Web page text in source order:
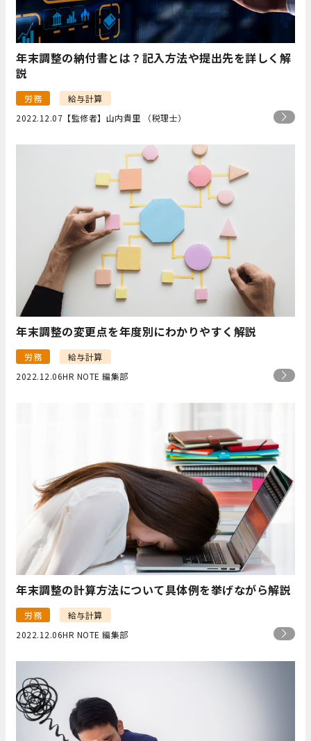
年末調整の納付書とは？記入方法や提出先を詳しく解
説
労務
給与計算
2022.12.07 【監修者】山内貴里 （税理士）
年末調整の変更点を年度別にわかりやすく解説
労務
給与計算
2022.12.06HR NOTE 編集部
年末調整の計算方法について具体例を挙げながら解説
労務
給与計算
2022.12.06HR NOTE 編集部